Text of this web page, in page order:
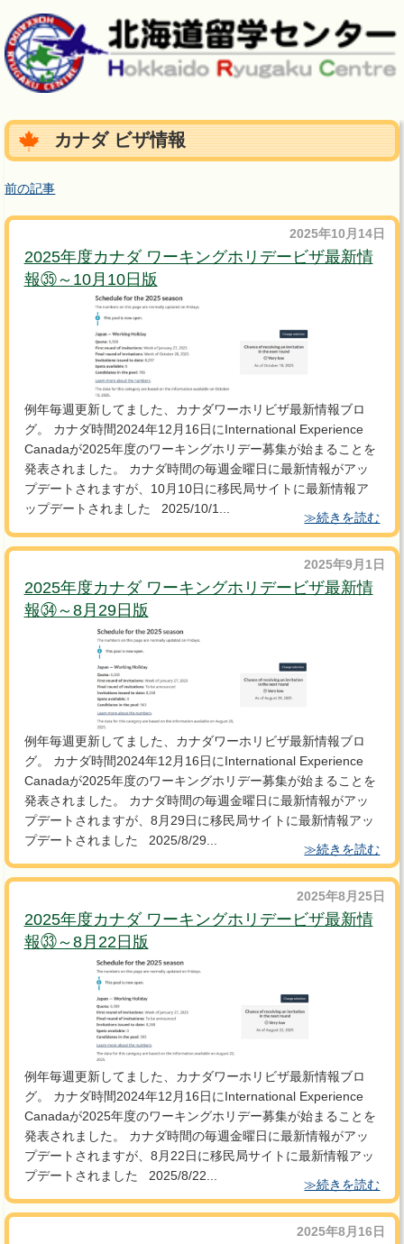
カナダ ビザ情報
前の記事
2025年10月14日
2025年度カナダ ワーキングホリデービザ最新情
報㉟～10月10日版
例年毎週更新してました、カナダワーホリビザ最新情報ブロ
グ。 カナダ時間2024年12月16日にInternational Experience
Canadaが2025年度のワーキングホリデー募集が始まることを
発表されました。 カナダ時間の毎週金曜日に最新情報がアッ
プデートされますが、10月10日に移民局サイトに最新情報ア
ップデートされました 2025/10/1...
≫続きを読む
2025年9月1日
2025年度カナダ ワーキングホリデービザ最新情
報㉞～8月29日版
例年毎週更新してました、カナダワーホリビザ最新情報ブロ
グ。 カナダ時間2024年12月16日にInternational Experience
Canadaが2025年度のワーキングホリデー募集が始まることを
発表されました。 カナダ時間の毎週金曜日に最新情報がアッ
プデートされますが、8月29日に移民局サイトに最新情報アッ
プデートされました 2025/8/29...
≫続きを読む
2025年8月25日
2025年度カナダ ワーキングホリデービザ最新情
報㉝～8月22日版
例年毎週更新してました、カナダワーホリビザ最新情報ブロ
グ。 カナダ時間2024年12月16日にInternational Experience
Canadaが2025年度のワーキングホリデー募集が始まることを
発表されました。 カナダ時間の毎週金曜日に最新情報がアッ
プデートされますが、8月22日に移民局サイトに最新情報アッ
プデートされました 2025/8/22...
≫続きを読む
2025年8月16日